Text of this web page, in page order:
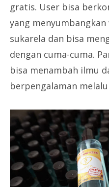
gratis. User bisa
yang
sukarela dan bisa
dengan cuma-cuma.
bisa menambah ilmu
berpengalaman